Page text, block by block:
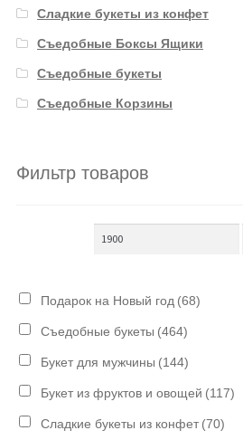
Сладкие букеты из конфет
Съедобные Боксы Ящики
Съедобные букеты
Съедобные Корзины
Фильтр товаров
Подарок на Новый год (68)
Съедобные букеты (464)
Букет для мужчины (144)
Букет из фруктов и овощей (117)
Сладкие букеты из конфет (70)